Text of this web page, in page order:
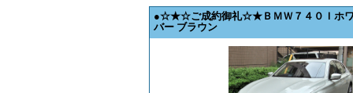
●☆★☆ご成約御礼☆★ＢＭＷ７４０Ｉホワ
バー ブラウン